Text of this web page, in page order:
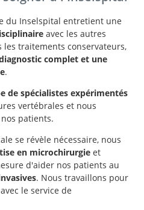
du Inselspital entretient une
avec les autres
traitements conservateurs,
complet et une
.
de spécialistes expérimentés
vertébrales et nous
patients.
se révèle nécessaire, nous
en microchirurgieet
d'aider nos patients au
. Nous travaillons pour
le service de